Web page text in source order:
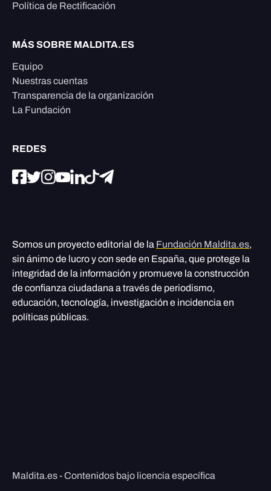
Política de Rectificación
MÁS SOBRE MALDITA.ES
Equipo
Nuestras cuentas
Transparencia de la organización
La Fundación
REDES
Somos un proyecto editorial de la Fundación Maldita.es,
sin ánimo de lucro y con sede en España, que protege la
integridad de la información y promueve la construcción
de confianza ciudadana a través de periodismo,
educación, tecnología, investigación e incidencia en
políticas públicas.
Maldita.es - Contenidos bajo licencia específica